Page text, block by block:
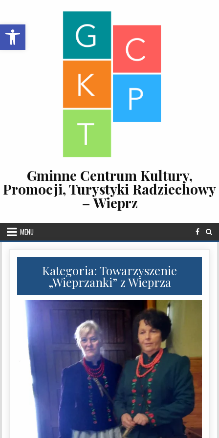
Open toolbar
Gminne Centrum Kultury,
Promocji, Turystyki Radziechowy
– Wieprz
MENU
Kategoria: Towarzyszenie
„Wieprzanki” z Wieprza